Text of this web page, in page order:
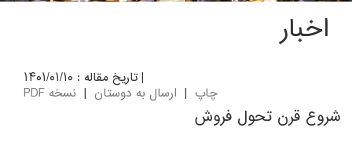
اخبار
| تاریخ مقاله : ۱۴۰۱/۰۱/۱۰
چاپ | ارسال به دوستان | نسخه PDF
شروع قرن تحول فروش